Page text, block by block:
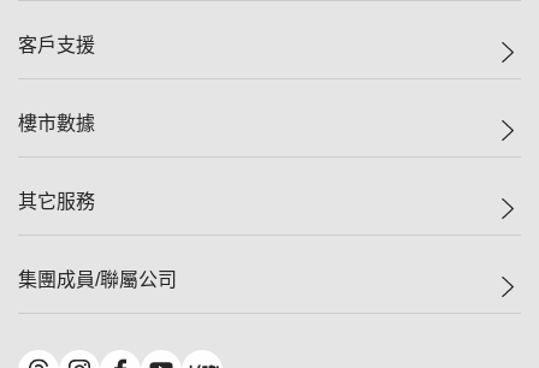
人才招募
一手新盤
減價
美聯豪宅
獨家樓盤
租盤
客戶支援
自助放盤
查詢熱線
按揭計算機
負擔能力計算機
轉按計算機
樓市數據
樓價指數
歷史成交
屋苑成交排行榜
其它服務
屋苑專頁
集團成員/聯屬公司
美聯物業